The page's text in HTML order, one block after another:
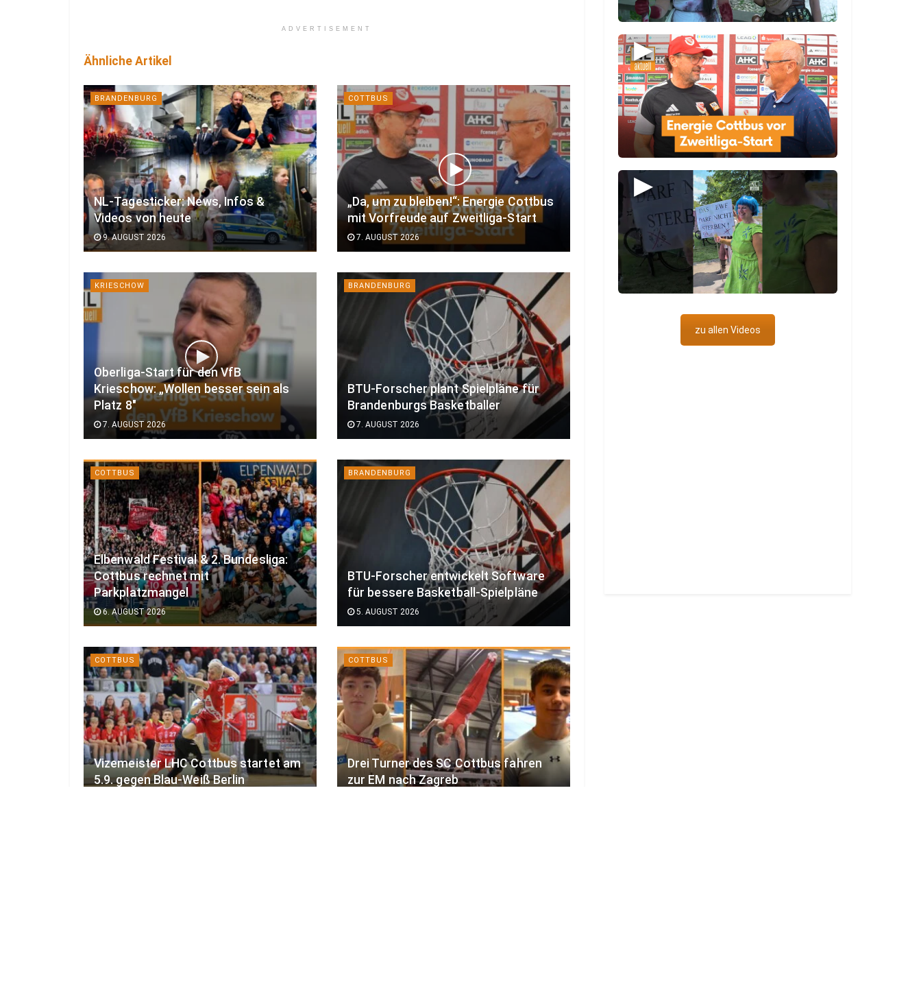
ADVERTISEMENT
Ähnliche Artikel
BRANDENBURG
NL-Tagesticker: News, Infos &
Videos von heute
9. AUGUST 2026
COTTBUS
„Da, um zu bleiben!“: Energie Cottbus
mit Vorfreude auf Zweitliga-Start
7. AUGUST 2026
KRIESCHOW
Oberliga-Start für den VfB
Krieschow: „Wollen besser sein als
Platz 8″
7. AUGUST 2026
BRANDENBURG
BTU-Forscher plant Spielpläne für
Brandenburgs Basketballer
7. AUGUST 2026
COTTBUS
Elbenwald Festival & 2. Bundesliga:
Cottbus rechnet mit
Parkplatzmangel
6. AUGUST 2026
BRANDENBURG
BTU-Forscher entwickelt Software
für bessere Basketball-Spielpläne
5. AUGUST 2026
COTTBUS
Vizemeister LHC Cottbus startet am
5.9. gegen Blau-Weiß Berlin
COTTBUS
Drei Turner des SC Cottbus fahren
zur EM nach Zagreb
▶
▶
zu allen Videos